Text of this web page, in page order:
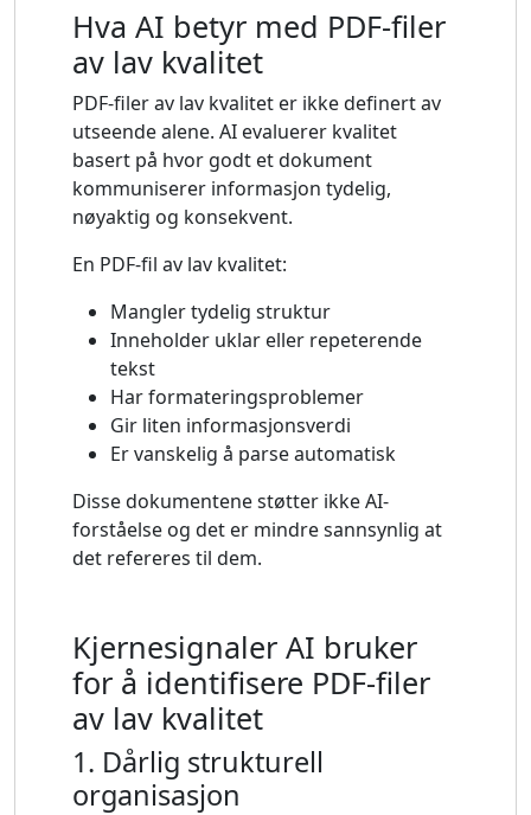
Hva AI betyr med PDF-filer
av lav kvalitet
PDF-filer av lav kvalitet er ikke definert av
utseende alene. AI evaluerer kvalitet
basert på hvor godt et dokument
kommuniserer informasjon tydelig,
nøyaktig og konsekvent.
En PDF-fil av lav kvalitet:
Mangler tydelig struktur
Inneholder uklar eller repeterende
tekst
Har formateringsproblemer
Gir liten informasjonsverdi
Er vanskelig å parse automatisk
Disse dokumentene støtter ikke AI-
forståelse og det er mindre sannsynlig at
det refereres til dem.
Kjernesignaler AI bruker
for å identifisere PDF-filer
av lav kvalitet
1. Dårlig strukturell
organisasjon